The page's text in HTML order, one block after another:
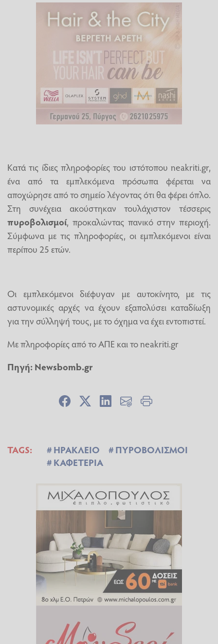
Κατά τις ίδιες πληροφορίες του ιστότοπου neakriti.gr,
ένα από τα εμπλεκόμενα πρόσωπα φέρεται να
αποχώρησε από το σημείο λέγοντας ότι θα φέρει όπλο.
Στη συνέχεια ακούστηκαν τουλάχιστον τέσσερις
πυροβολισμοί, προκαλώντας πανικό στην περιοχή.
Σύμφωνα με τις πληροφορίες, οι εμπλεκόμενοι είναι
περίπου 25 ετών.
Οι εμπλεκόμενοι διέφυγαν με αυτοκίνητο, με τις
αστυνομικές αρχές να έχουν εξαπολύσει καταδίωξη
για την σύλληψή τους, με το όχημα να έχει εντοπιστεί.
Με πληροφορίες από το ΑΠΕ και το neakriti.gr
Πηγή: Newsbomb.gr
TAGS: ΗΡΑΚΛΕΙΟ
ΠΥΡΟΒΟΛΙΣΜΟΙ
ΚΑΦΕΤΕΡΙΑ